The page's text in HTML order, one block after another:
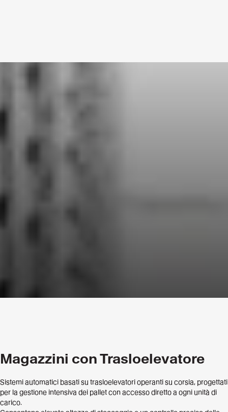
Magazzini con Trasloelevatore
Sistemi automatici basati su trasloelevatori operanti su corsia, progettati
per la gestione intensiva dei pallet con accesso diretto a ogni unità di
carico.